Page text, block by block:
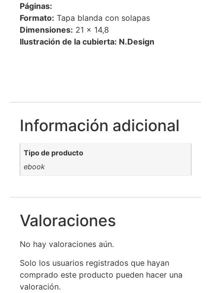
Páginas:
Formato: Tapa blanda con solapas
Dimensiones: 21 x 14,8
Ilustración de la cubierta: N.Design
Información adicional
Tipo de producto
ebook
Valoraciones
No hay valoraciones aún.
Solo los usuarios registrados que hayan
comprado este producto pueden hacer una
valoración.